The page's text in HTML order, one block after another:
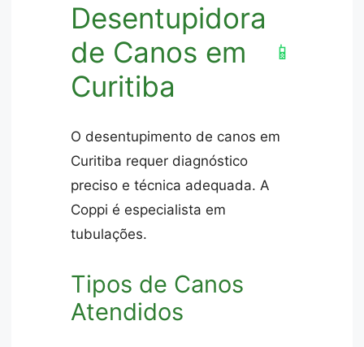
Desentupidora
de Canos em
Curitiba
📱
O desentupimento de canos em
Curitiba requer diagnóstico
preciso e técnica adequada. A
Coppi é especialista em
tubulações.
Tipos de Canos
Atendidos